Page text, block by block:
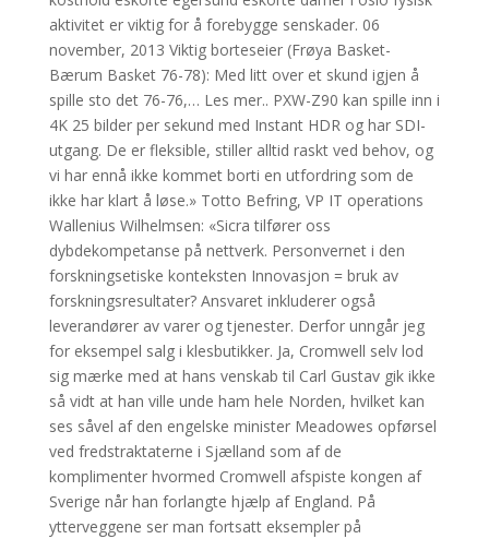
aktivitet er viktig for å forebygge senskader. 06
november, 2013 Viktig borteseier (Frøya Basket-
Bærum Basket 76-78): Med litt over et skund igjen å
spille sto det 76-76,… Les mer.. PXW-Z90 kan spille inn i
4K 25 bilder per sekund med Instant HDR og har SDI-
utgang. De er fleksible, stiller alltid raskt ved behov, og
vi har ennå ikke kommet borti en utfordring som de
ikke har klart å løse.» Totto Befring, VP IT operations
Wallenius Wilhelmsen: «Sicra tilfører oss
dybdekompetanse på nettverk. Personvernet i den
forskningsetiske konteksten Innovasjon = bruk av
forskningsresultater? Ansvaret inkluderer også
leverandører av varer og tjenester. Derfor unngår jeg
for eksempel salg i klesbutikker. Ja, Cromwell selv lod
sig mærke med at hans venskab til Carl Gustav gik ikke
så vidt at han ville unde ham hele Norden, hvilket kan
ses såvel af den engelske minister Meadowes opførsel
ved fredstraktaterne i Sjælland som af de
komplimenter hvormed Cromwell afspiste kongen af
Sverige når han forlangte hjælp af England. På
ytterveggene ser man fortsatt eksempler på